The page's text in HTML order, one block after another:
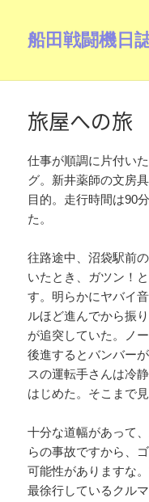
船田戦闘機日
旅屋への旅
仕事が順調に片付い
グ。新井薬師の文房
目的。走行時間は90
た。
往路途中、沼袋駅前
いたとき、ガツン！
す。明らかにヤバイ
ルほど進んでから振
が追突していた。ノ
後進するとバンバー
スの運転手さんは冷
はじめた。そこまで
十分な道幅があって
らの事故ですから、
可能性がありますな
最徐行しているクル